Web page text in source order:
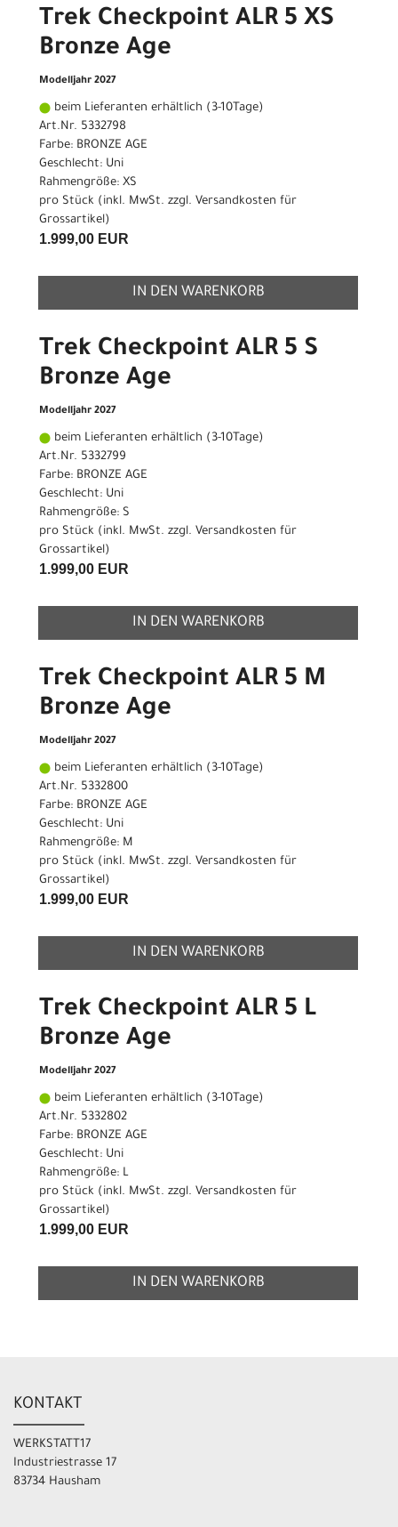
Trek Checkpoint ALR 5 XS
Bronze Age
Modelljahr 2027
beim Lieferanten erhältlich (3-10Tage)
Art.Nr. 5332798
Farbe: BRONZE AGE
Geschlecht: Uni
Rahmengröße: XS
pro Stück (inkl. MwSt. zzgl. Versandkosten für
Grossartikel)
1.999,00 EUR
IN DEN WARENKORB
Trek Checkpoint ALR 5 S
Bronze Age
Modelljahr 2027
beim Lieferanten erhältlich (3-10Tage)
Art.Nr. 5332799
Farbe: BRONZE AGE
Geschlecht: Uni
Rahmengröße: S
pro Stück (inkl. MwSt. zzgl. Versandkosten für
Grossartikel)
1.999,00 EUR
IN DEN WARENKORB
Trek Checkpoint ALR 5 M
Bronze Age
Modelljahr 2027
beim Lieferanten erhältlich (3-10Tage)
Art.Nr. 5332800
Farbe: BRONZE AGE
Geschlecht: Uni
Rahmengröße: M
pro Stück (inkl. MwSt. zzgl. Versandkosten für
Grossartikel)
1.999,00 EUR
IN DEN WARENKORB
Trek Checkpoint ALR 5 L
Bronze Age
Modelljahr 2027
beim Lieferanten erhältlich (3-10Tage)
Art.Nr. 5332802
Farbe: BRONZE AGE
Geschlecht: Uni
Rahmengröße: L
pro Stück (inkl. MwSt. zzgl. Versandkosten für
Grossartikel)
1.999,00 EUR
IN DEN WARENKORB
KONTAKT
WERKSTATT17
Industriestrasse 17
83734 Hausham